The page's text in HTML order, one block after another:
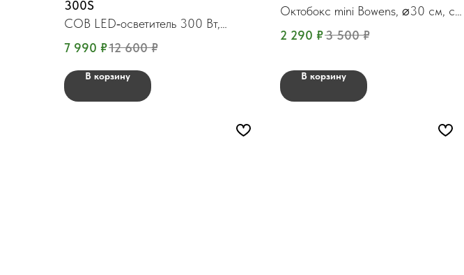
300S
COB LED‑осветитель 300 Вт,
7 990 ₽12 600 ₽
В корзину
Октобокс mini Bowens, ⌀30 см, с
2 290 ₽3 500 ₽
В корзину